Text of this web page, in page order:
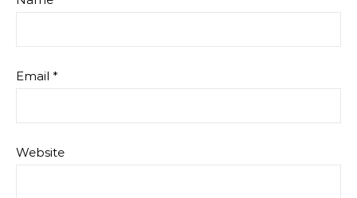
Email *
Website